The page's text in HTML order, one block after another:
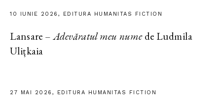
10 IUNIE 2026, EDITURA HUMANITAS FICTION
Lansare –Adevăratul meu numede Ludmila
Ulițkaia
27 MAI 2026, EDITURA HUMANITAS FICTION